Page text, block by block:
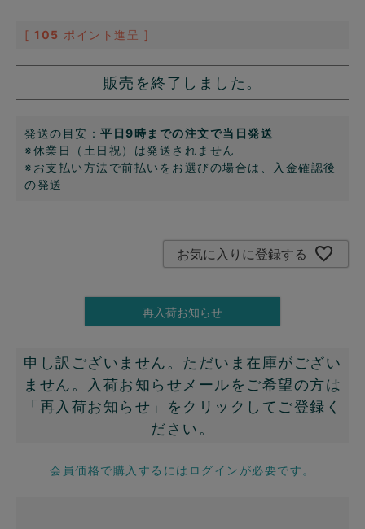
[ 105 ポイント進呈 ]
販売を終了しました。
発送の目安： 平日9時までの注文で当日発送
※休業日（土日祝）は発送されません
※お支払い方法で前払いをお選びの場合は、入金確認後
の発送
お気に入りに登録する
再入荷お知らせ
申し訳ございません。ただいま在庫がござい
ません。入荷お知らせメールをご希望の方は
「再入荷お知らせ」をクリックしてご登録く
ださい。
会員価格で購入するにはログインが必要です。